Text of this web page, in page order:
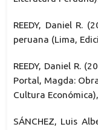
REEDY, Daniel R.
peruana (Lima,
REEDY, Daniel R.
Portal, Magda:
Cultura
SÁNCHEZ, Luis